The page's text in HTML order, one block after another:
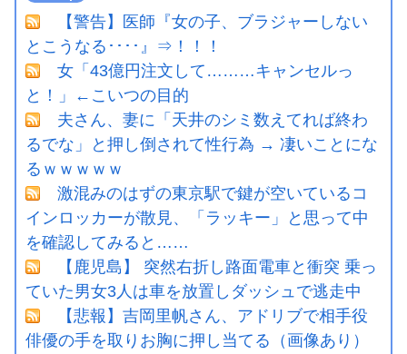
【警告】医師『女の子、ブラジャーしない
とこうなる････』⇒！！！
女「43億円注文して………キャンセルっ
と！」←こいつの目的
夫さん、妻に「天井のシミ数えてれば終わ
るでな」と押し倒されて性行為 → 凄いことにな
るｗｗｗｗｗ
激混みのはずの東京駅で鍵が空いているコ
インロッカーが散見、「ラッキー」と思って中
を確認してみると……
【鹿児島】 突然右折し路面電車と衝突 乗っ
ていた男女3人は車を放置しダッシュで逃走中
【悲報】吉岡里帆さん、アドリブで相手役
俳優の手を取りお胸に押し当てる（画像あり）